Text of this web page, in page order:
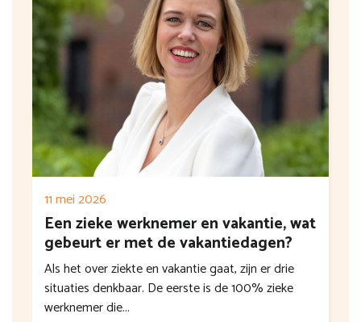
11 mei 2026
Een zieke werknemer en vakantie, wat
gebeurt er met de vakantiedagen?
Als het over ziekte en vakantie gaat, zijn er drie
situaties denkbaar. De eerste is de 100% zieke
werknemer die...